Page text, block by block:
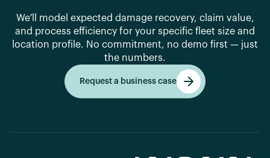
We'll model expected damage recovery, claim value,
and process efficiency for your specific fleet size and
location profile. No commitment, no demo first — just
the numbers.
Request a business case